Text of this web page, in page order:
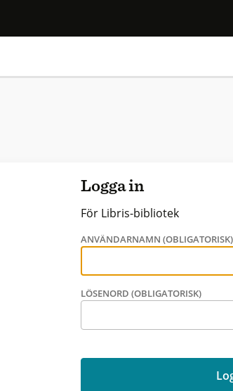
Logga in
För Libris-bibliotek
ANVÄNDARNAMN (OBLIGATORISK)
LÖSENORD (OBLIGATORISK)